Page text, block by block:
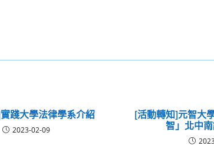
踐大學法律學系介紹
2023-02-09
[活動轉知]元智大
智」北中